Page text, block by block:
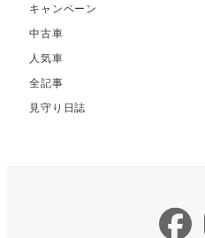
キャンペーン
中古車
人気車
全記事
見守り日誌